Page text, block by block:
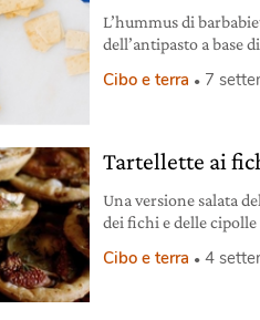
L’hummus di
dell’antipasto a base
Cibo e terra 7
Tartellette ai
Una versione salata
dei fichi e delle
Cibo e terra 4